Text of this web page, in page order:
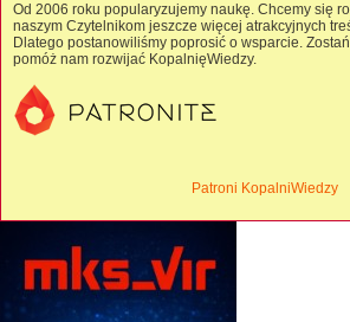
Od 2006 roku popularyzujemy naukę. Chcemy się
naszym Czytelnikom jeszcze więcej atrakcyjnych
Dlatego postanowiliśmy poprosić o wsparcie.
pomóż nam rozwijać KopalnięWiedzy.
Patroni KopalniWiedzy